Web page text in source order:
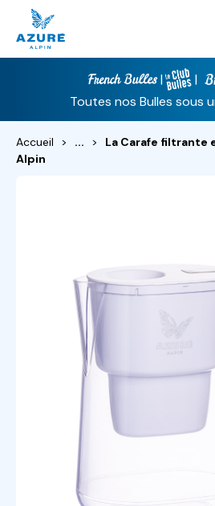
|
|
Toutes nos Bulles sous
Accueil > >
La Carafe filtrante
Alpin